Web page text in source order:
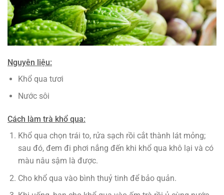
Nguyên liệu:
Khổ qua tươi
Nước sôi
Cách làm trà khổ qua:
Khổ qua chọn trái to, rửa sạch rồi cắt thành lát mỏng;
sau đó, đem đi phơi nắng đến khi khổ qua khô lại và có
màu nâu sậm là được.
Cho khổ qua vào bình thuỷ tinh để bảo quản.